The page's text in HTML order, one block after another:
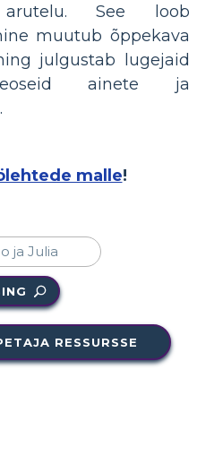
arutelu. See loob
muutub õppekava
julgustab lugejaid
ainete ja
malle!
RESSURSSE